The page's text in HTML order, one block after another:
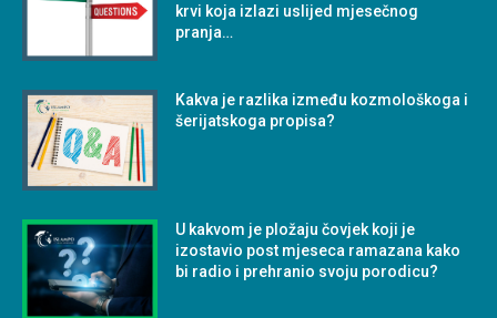
krvi koja izlazi uslijed mjesečnog
pranja…
Kakva je razlika između kozmološkoga i
šerijatskoga propisa?
U kakvom je pložaju čovjek koji je
izostavio post mjeseca ramazana kako
bi radio i prehranio svoju porodicu?